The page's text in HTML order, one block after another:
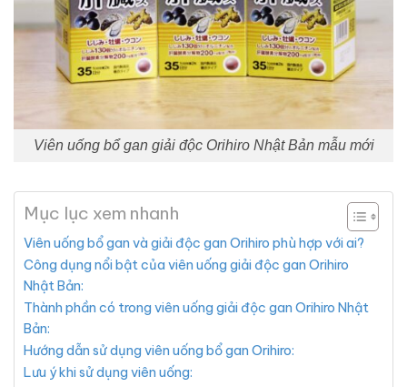
Viên uống bổ gan giải độc Orihiro Nhật Bản mẫu mới
Mục lục xem nhanh
Viên uống bổ gan và giải độc gan Orihiro phù hợp với ai?
Công dụng nổi bật của viên uống giải độc gan Orihiro
Nhật Bản:
Thành phần có trong viên uống giải độc gan Orihiro Nhật
Bản:
Hướng dẫn sử dụng viên uống bổ gan Orihiro:
Lưu ý khi sử dụng viên uống: